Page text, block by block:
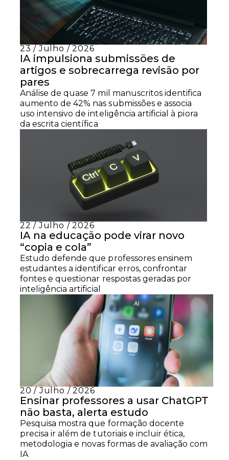
23 / Julho / 2026
IA impulsiona submissões de
artigos e sobrecarrega revisão por
pares
Análise de quase 7 mil manuscritos identifica
aumento de 42% nas submissões e associa
uso intensivo de inteligência artificial à piora
da escrita científica
22 / Julho / 2026
IA na educação pode virar novo
“copia e cola”
Estudo defende que professores ensinem
estudantes a identificar erros, confrontar
fontes e questionar respostas geradas por
inteligência artificial
20 / Julho / 2026
Ensinar professores a usar ChatGPT
não basta, alerta estudo
Pesquisa mostra que formação docente
precisa ir além de tutoriais e incluir ética,
metodologia e novas formas de avaliação com
IA